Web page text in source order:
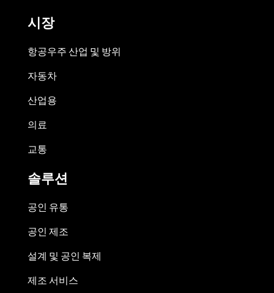
시장
항공우주 산업 및 방위
자동차
산업용
의료
교통
솔루션
공인 유통
공인 제조
설계 및 공인 복제
제조 서비스